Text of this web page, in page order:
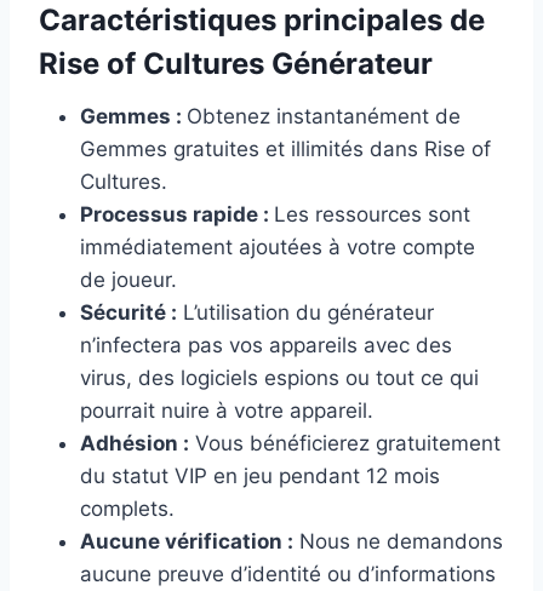
Caractéristiques principales de
Rise of Cultures Générateur
Gemmes : Obtenez instantanément de
Gemmes gratuites et illimités dans Rise of
Cultures.
Processus rapide : Les ressources sont
immédiatement ajoutées à votre compte
de joueur.
Sécurité : L’utilisation du générateur
n’infectera pas vos appareils avec des
virus, des logiciels espions ou tout ce qui
pourrait nuire à votre appareil.
Adhésion : Vous bénéficierez gratuitement
du statut VIP en jeu pendant 12 mois
complets.
Aucune vérification : Nous ne demandons
aucune preuve d’identité ou d’informations